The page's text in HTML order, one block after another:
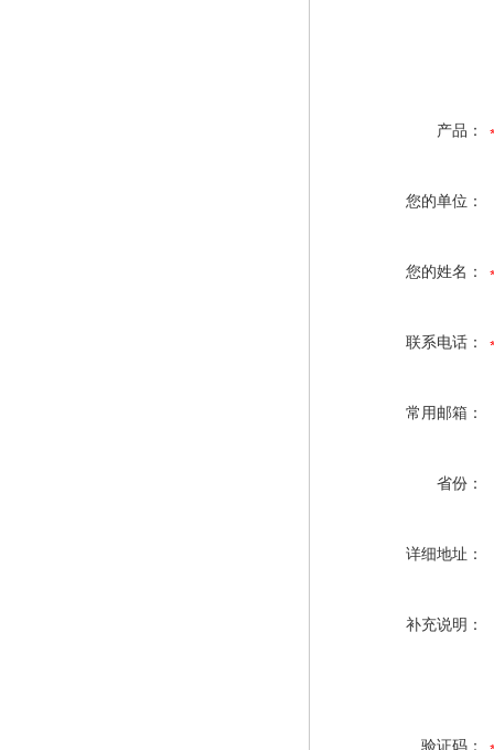
产品：
您的单位：
您的姓名：
联系电话：
常用邮箱：
省份：
详细地址：
补充说明：
验证码：